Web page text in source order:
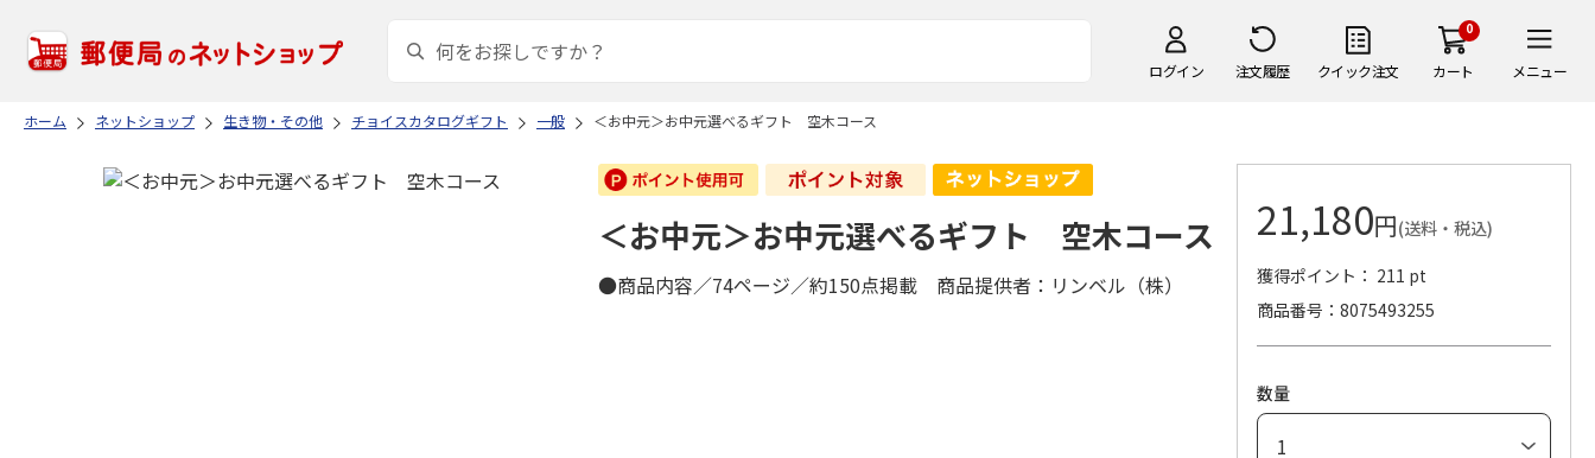
ログイン 注文履歴 クイック注文
0
カート メニュー
ホーム ネットショップ 生き物・その他 チョイスカタログギフト 一般 ＜お中元＞お中元選べるギフト 空木コース
＜お中元＞お中元選べるギフト 空木コース
●商品内容／74ページ／約150点掲載 商品提供者：リンベル（株）
21,180円(送料・税込)
獲得ポイント： 211 pt
商品番号
8075493255
数量